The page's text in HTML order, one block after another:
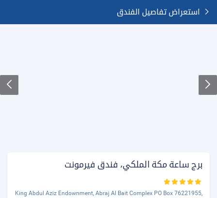
استعراض تفاصيل الفندق
برج ساعة مكة الملكي، فندق فيرمونت
King Abdul Aziz Endownment, Abraj Al Bait Complex PO Box 76221955,